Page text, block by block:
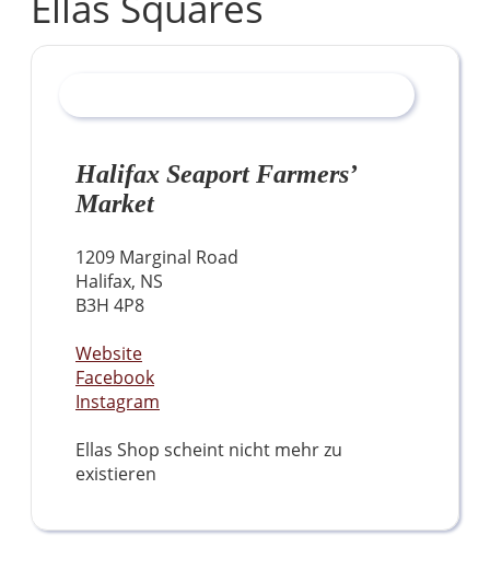
Halifax Seaport Farmers’
Market
1209 Marginal Road
Halifax, NS
B3H 4P8
Website
Facebook
Instagram
Ellas Shop scheint nicht mehr zu
existieren